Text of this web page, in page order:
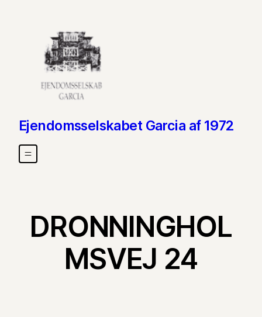
Ejendomsselskabet Garcia af 1972
DRONNINGHOL
MSVEJ 24